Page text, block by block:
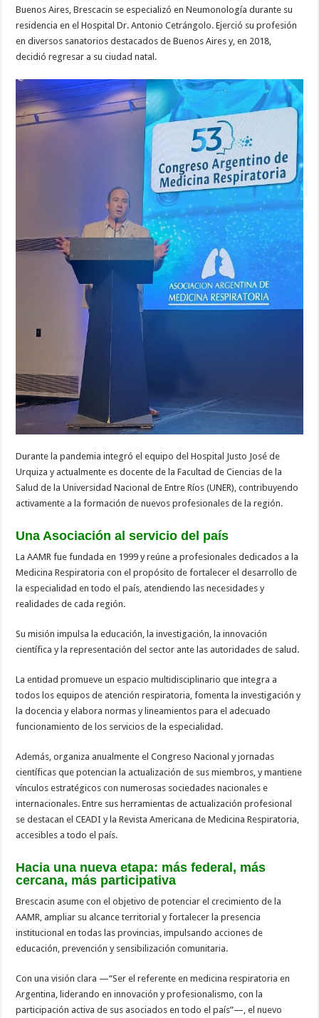
Buenos Aires, Brescacin se especializó en Neumonología durante su
residencia en el Hospital Dr. Antonio Cetrángolo. Ejerció su profesión
en diversos sanatorios destacados de Buenos Aires y, en 2018,
decidió regresar a su ciudad natal.
Durante la pandemia integró el equipo del Hospital Justo José de
Urquiza y actualmente es docente de la Facultad de Ciencias de la
Salud de la Universidad Nacional de Entre Ríos (UNER), contribuyendo
activamente a la formación de nuevos profesionales de la región.
Una Asociación al servicio del país
La AAMR fue fundada en 1999 y reúne a profesionales dedicados a la
Medicina Respiratoria con el propósito de fortalecer el desarrollo de
la especialidad en todo el país, atendiendo las necesidades y
realidades de cada región.
Su misión impulsa la educación, la investigación, la innovación
científica y la representación del sector ante las autoridades de salud.
La entidad promueve un espacio multidisciplinario que integra a
todos los equipos de atención respiratoria, fomenta la investigación y
la docencia y elabora normas y lineamientos para el adecuado
funcionamiento de los servicios de la especialidad.
Además, organiza anualmente el Congreso Nacional y jornadas
científicas que potencian la actualización de sus miembros, y mantiene
vínculos estratégicos con numerosas sociedades nacionales e
internacionales. Entre sus herramientas de actualización profesional
se destacan el CEADI y la Revista Americana de Medicina Respiratoria,
accesibles a todo el país.
Hacia una nueva etapa: más federal, más
cercana, más participativa
Brescacin asume con el objetivo de potenciar el crecimiento de la
AAMR, ampliar su alcance territorial y fortalecer la presencia
institucional en todas las provincias, impulsando acciones de
educación, prevención y sensibilización comunitaria.
Con una visión clara —“Ser el referente en medicina respiratoria en
Argentina, liderando en innovación y profesionalismo, con la
participación activa de sus asociados en todo el país”—, el nuevo